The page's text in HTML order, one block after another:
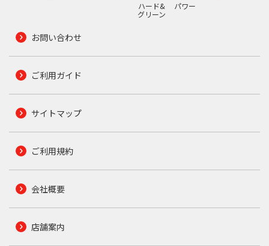
ハード&
グリーン
パワー
お問い合わせ
ご利用ガイド
サイトマップ
ご利用規約
会社概要
店舗案内